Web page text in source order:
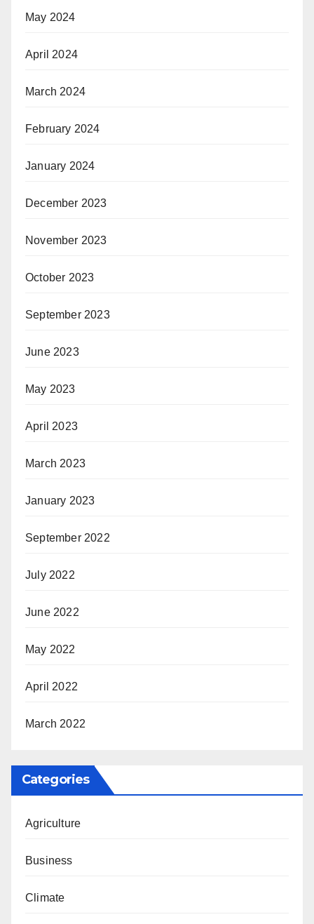
May 2024
April 2024
March 2024
February 2024
January 2024
December 2023
November 2023
October 2023
September 2023
June 2023
May 2023
April 2023
March 2023
January 2023
September 2022
July 2022
June 2022
May 2022
April 2022
March 2022
Categories
Agriculture
Business
Climate